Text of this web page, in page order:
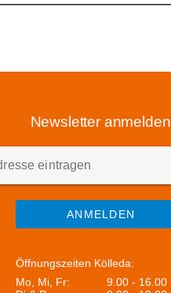
Newsletter anmelden
eintragen
ANMELDEN
Öffnungszeiten Kölleda:
Mo, Mi, Fr:
9.00 - 16.00